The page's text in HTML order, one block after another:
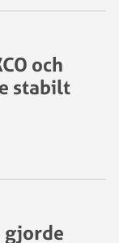
och
stabilt
gjorde